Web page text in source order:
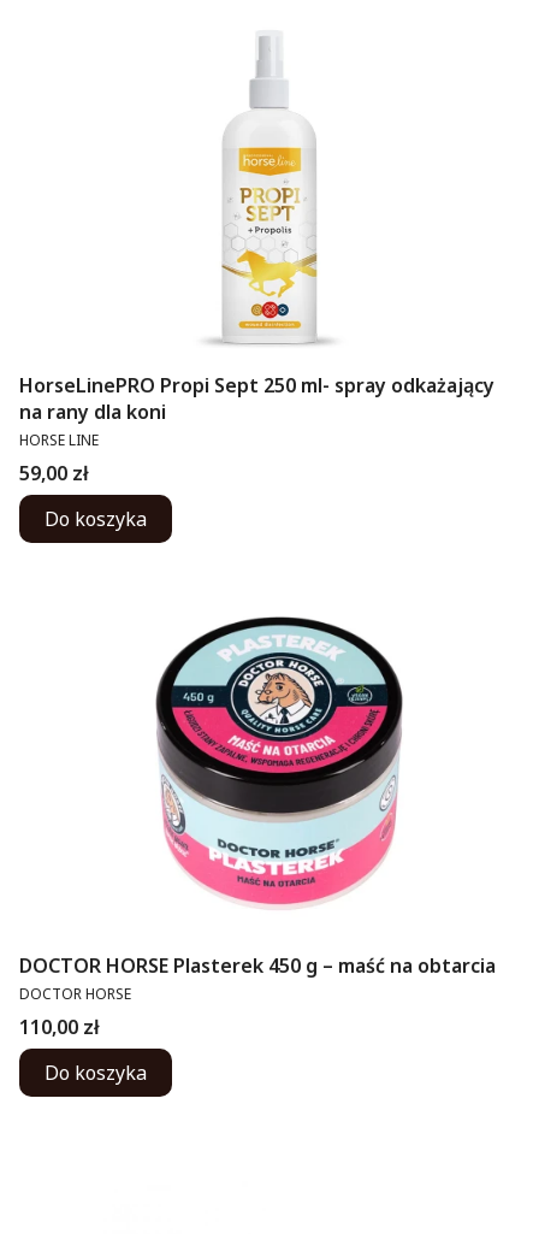
HorseLinePRO Propi Sept 250 ml- spray odkażający
na rany dla koni
PRODUCENT
HORSE LINE
Cena
59,00 zł
Do koszyka
DOCTOR HORSE Plasterek 450 g – maść na obtarcia
PRODUCENT
DOCTOR HORSE
Cena
110,00 zł
Do koszyka